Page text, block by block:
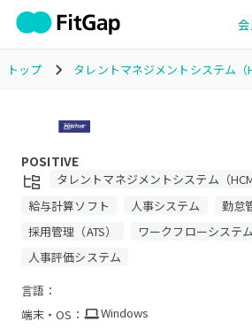
トップ タレントマネジメントシステム（
POSITIVE
タレントマネジメントシステム（HCM
給与計算ソフト
人事システム
勤怠
採用管理（ATS）
ワークフローシステム
人事評価システム
言語：
端末・OS：
Windows